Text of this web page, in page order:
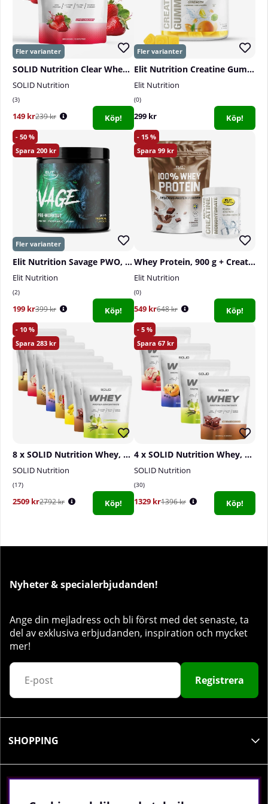
SOLID Nutrition Clear Whey, 300 g
SOLID Nutrition
3
149 kr239 kr Köp!
Elit Nutrition Creatine Gummies, 60 st
Elit Nutrition
0
299 kr Köp!
50
200
Elit Nutrition Savage PWO, 300 g
Elit Nutrition
2
199 kr399 kr Köp!
15
99
Whey Protein, 900 g + Creatine Monohydrate, 300 g
Elit Nutrition
0
549 kr648 kr Köp!
10
283
8 x SOLID Nutrition Whey, 750 g
SOLID Nutrition
17
2509 kr2792 kr Köp!
5
67
4 x SOLID Nutrition Whey, 750 g
SOLID Nutrition
30
1329 kr1396 kr Köp!
Nyheter & specialerbjudanden!
Ange din mejladress och bli först med det senaste, ta
del av exklusiva erbjudanden, inspiration och mycket
mer!
Registrera
SHOPPING